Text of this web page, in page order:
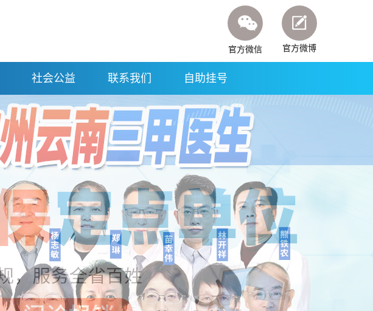
官方微博
官方微信
社会公益 联系我们 自助挂号